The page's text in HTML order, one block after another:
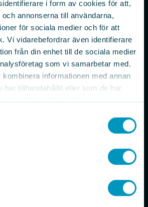
i form av cookies för att,
annonserna till användarna,
för sociala medier och för att
Vi vidarebefordrar även identifierare
från din enhet till de sociala medier
som vi samarbetar med.
informationen med annan
har tillhandahållit eller som de har
använt deras tjänster.